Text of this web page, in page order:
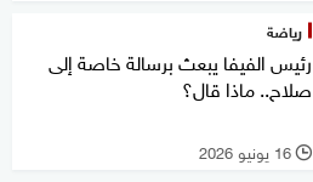
رياضة
رئيس الفيفا يبعث برسالة خاصة إلى
صلاح.. ماذا قال؟
l 16 يونيو 2026